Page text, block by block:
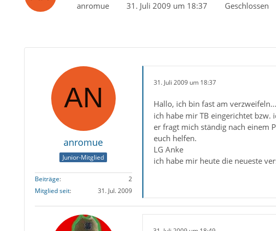
anromue 31. Juli 2009 um 18:37 Geschlossen
anromue
Junior-Mitglied
Beiträge
2
Mitglied seit
31. Jul. 2009
31. Juli 2009 um 18:37
Hallo, ich bin fast am verzweifeln...
ich habe mir TB eingerichtet bzw.
er fragt mich ständig nach einem
euch helfen.
LG Anke
ich habe mir heute die neueste